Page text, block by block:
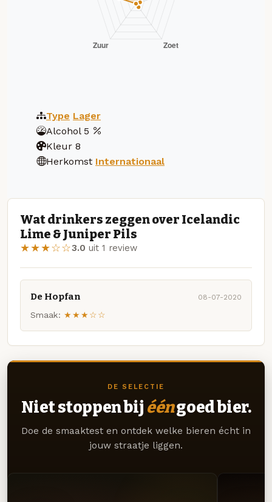
Type Lager
Alcohol 5
Kleur 8
Herkomst Internationaal
Wat drinkers zeggen over Icelandic
Lime & Juniper Pils
★★★☆☆3.0 uit 1 review
De Hopfan 08-07-2020
Smaak: ★★★☆☆
DE SELECTIE
Niet stoppen bij ééngoed bier.
Doe de smaaktest en ontdek welke bieren écht in
jouw straatje liggen.